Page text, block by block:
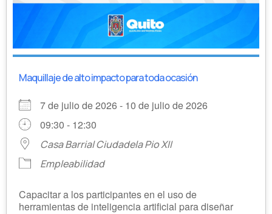
Maquillaje de alto impacto para toda ocasión
7 de julio de 2026 - 10 de julio de 2026
09:30 - 12:30
Casa Barrial Ciudadela Pio XII
Empleabilidad
Capacitar a los participantes en el uso de
herramientas de inteligencia artificial para diseñar